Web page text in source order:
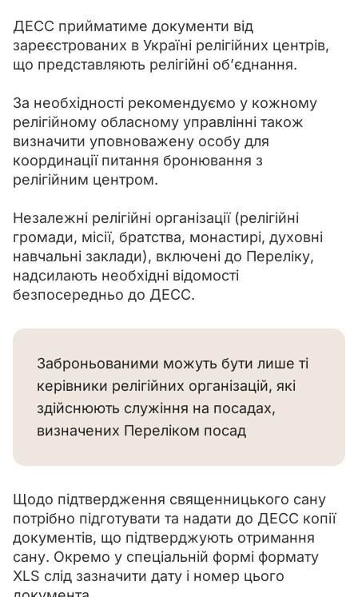
ДЕСС прийматиме документи від
зареєстрованих в Україні релігійних центрів,
що представляють релігійні об’єднання.
За необхідності рекомендуємо у кожному
релігійному обласному управлінні також
визначити уповноважену особу для
координації питання бронювання з
релігійним центром.
Незалежні релігійні організації (релігійні
громади, місії, братства, монастирі, духовні
навчальні заклади), включені до Переліку,
надсилають необхідні відомості
безпосередньо до ДЕСС.
Заброньованими можуть бути лише ті
керівники релігійних організацій, які
здійснюють служіння на посадах,
визначених Переліком посад
Щодо підтвердження священницького сану
потрібно підготувати та надати до ДЕСС копії
документів, що підтверджують отримання
сану. Окремо у спеціальній формі формату
XLS слід зазначити дату і номер цього